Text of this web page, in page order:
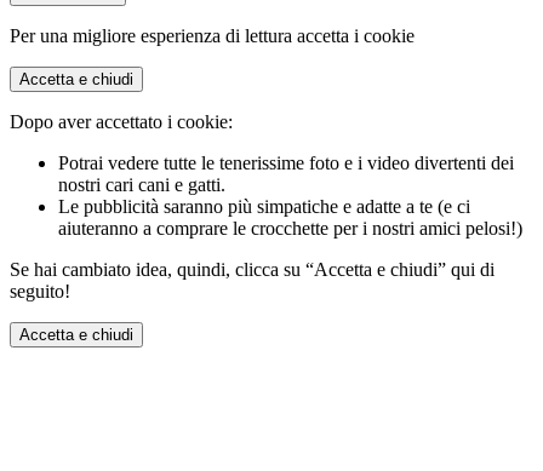
Per una migliore esperienza di lettura accetta i cookie
Accetta e chiudi
Dopo aver accettato i cookie:
Potrai vedere tutte le tenerissime foto e i video divertenti dei
nostri cari cani e gatti.
Le pubblicità saranno più simpatiche e adatte a te (e ci
aiuteranno a comprare le crocchette per i nostri amici pelosi!)
Se hai cambiato idea, quindi, clicca su “Accetta e chiudi” qui di
seguito!
Accetta e chiudi